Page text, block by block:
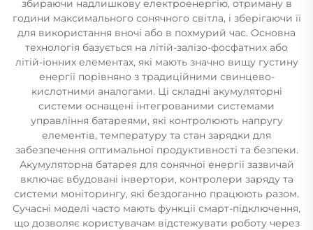
збираючи надлишкову електроенергію, отриману в
години максимального сонячного світла, і зберігаючи її
для використання вночі або в похмурий час. Основна
технологія базується на літій-залізо-фосфатних або
літій-іонних елементах, які мають значно вищу густину
енергії порівняно з традиційними свинцево-
кислотними аналогами. Ці складні акумуляторні
системи оснащені інтегрованими системами
управління батареями, які контролюють напругу
елементів, температуру та стан зарядки для
забезпечення оптимальної продуктивності та безпеки.
Акумуляторна батарея для сонячної енергії зазвичай
включає вбудовані інвертори, контролери заряду та
системи моніторингу, які бездоганно працюють разом.
Сучасні моделі часто мають функції смарт-підключення,
що дозволяє користувачам відстежувати роботу через